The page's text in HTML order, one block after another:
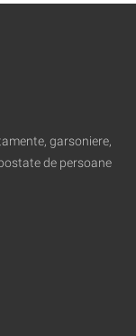
garsoniere,
de persoane